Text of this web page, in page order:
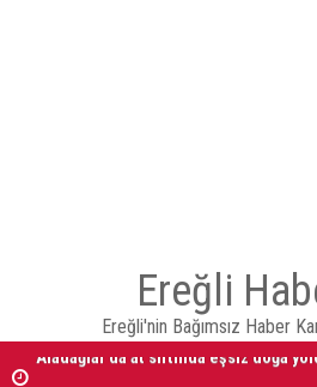
Ereğli
Ereğli'nin Bağımsız Haber
Aladağlar’da at sırtında eşsiz doğa